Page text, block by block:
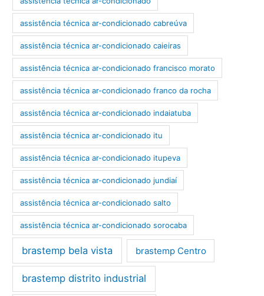
assistência técnica ar-condicionado cabreúva
assistência técnica ar-condicionado caieiras
assistência técnica ar-condicionado francisco morato
assistência técnica ar-condicionado franco da rocha
assistência técnica ar-condicionado indaiatuba
assistência técnica ar-condicionado itu
assistência técnica ar-condicionado itupeva
assistência técnica ar-condicionado jundiaí
assistência técnica ar-condicionado salto
assistência técnica ar-condicionado sorocaba
brastemp bela vista brastemp Centro
brastemp distrito industrial